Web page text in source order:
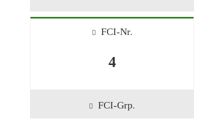
FCI-Nr.
4
FCI-Grp.